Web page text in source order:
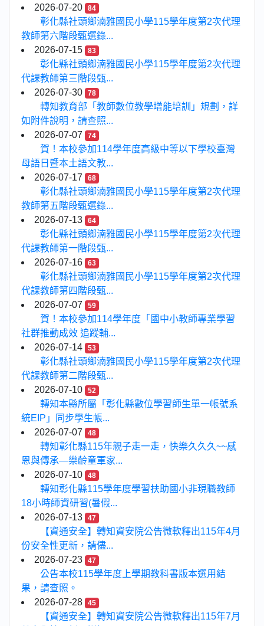
2026-07-20
84
彰化縣社頭鄉湳雅國民小學115學年度第2次代理
教師第六階段甄選錄...
2026-07-15
83
彰化縣社頭鄉湳雅國民小學115學年度第2次代理
代課教師第三階段甄...
2026-07-30
78
轉知教育部「教師數位教學增能培訓」規劃，詳
如附件說明，請查照...
2026-07-07
74
賀！本校參加114學年度高級中等以下學校臺灣
母語日暨本土語文教...
2026-07-17
68
彰化縣社頭鄉湳雅國民小學115學年度第2次代理
教師第五階段甄選錄...
2026-07-13
64
彰化縣社頭鄉湳雅國民小學115學年度第2次代理
代課教師第一階段甄...
2026-07-16
63
彰化縣社頭鄉湳雅國民小學115學年度第2次代理
代課教師第四階段甄...
2026-07-07
59
賀！本校參加114學年度「國中小教師專業學習
社群推動成效 追蹤輔...
2026-07-14
53
彰化縣社頭鄉湳雅國民小學115學年度第2次代理
代課教師第二階段甄...
2026-07-10
52
轉知本縣所屬「彰化縣數位學習師生單一帳號系
統EIP」同步學生帳...
2026-07-07
48
轉知彰化縣115年親子走一走，快樂久久久~~感
恩與傳承—樂齡童軍家...
2026-07-10
48
轉知彰化縣115學年度學習扶助國小非現職教師
18小時師資研習(暑假...
2026-07-13
47
【資通安全】轉知資安院公告微軟釋出115年4月
份安全性更新，請儘...
2026-07-23
47
公告本校115學年度上學期教科書版本選用結
果，請查照。
2026-07-28
45
【資通安全】轉知資安院公告微軟釋出115年7月